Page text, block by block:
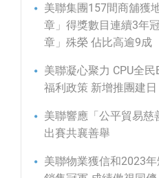
美聯集團157間商舖獲
章」得獎數目連續3年
章」殊榮 佔比高逾9成
美聯凝心聚力 CPU全
福利政策 新增推團建日
美聯響應「公平貿易慈
出賽共襄善舉
美聯物業獲信和2023